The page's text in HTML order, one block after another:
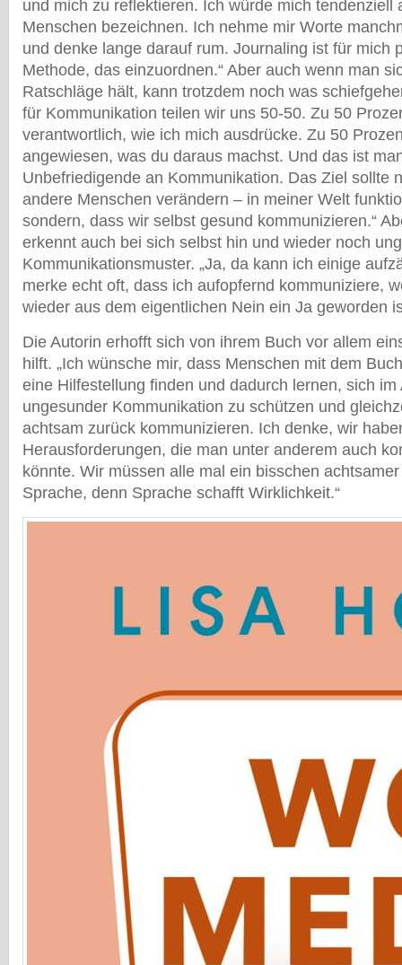
und mich zu reflektieren. Ich würde mich tendenziell
Menschen bezeichnen. Ich nehme mir Worte
und denke lange darauf rum. Journaling ist für mich
Methode, das einzuordnen.“ Aber auch wenn man
Ratschläge hält, kann trotzdem noch was
für Kommunikation teilen wir uns 50-50. Zu 50
verantwortlich, wie ich mich ausdrücke. Zu 50
angewiesen, was du daraus machst. Und das ist
Unbefriedigende an Kommunikation. Das Ziel sollte
andere Menschen verändern – in meiner Welt
sondern, dass wir selbst gesund kommunizieren.“
erkennt auch bei sich selbst hin und wieder noch
Kommunikationsmuster. „Ja, da kann ich einige
merke echt oft, dass ich aufopfernd kommuniziere,
wieder aus dem eigentlichen Nein ein Ja geworden
Die Autorin erhofft sich von ihrem Buch vor allem
hilft. „Ich wünsche mir, dass Menschen mit dem
eine Hilfestellung finden und dadurch lernen, sich im
ungesunder Kommunikation zu schützen und
achtsam zurück kommunizieren. Ich denke, wir
Herausforderungen, die man unter anderem auch
könnte. Wir müssen alle mal ein bisschen
Sprache, denn Sprache schafft Wirklichkeit.“